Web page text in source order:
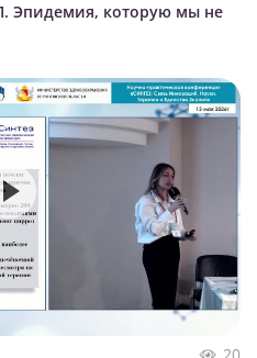
Эпидемия, которую мы не